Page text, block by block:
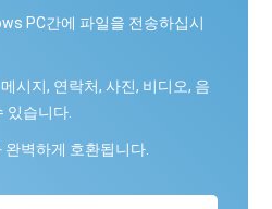
PC간에 파일을 전송하십시
시지, 연락처, 사진, 비디오, 음
있습니다.
벽하게 호환됩니다.